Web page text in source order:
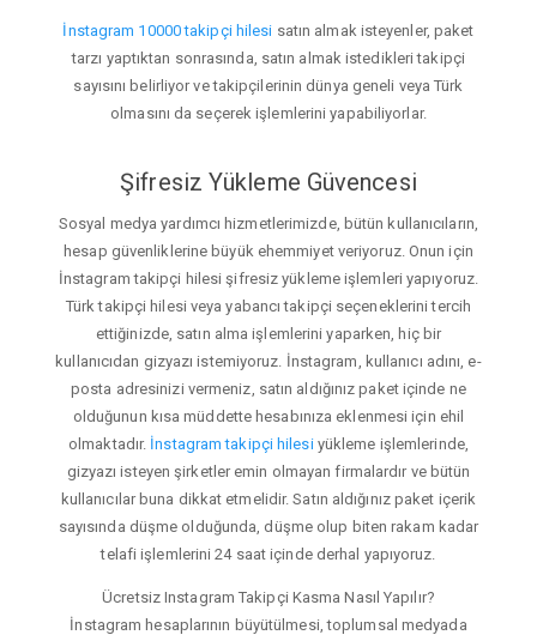
İnstagram 10000 takipçi hilesi satın almak isteyenler, paket
tarzı yaptıktan sonrasında, satın almak istedikleri takipçi
sayısını belirliyor ve takipçilerinin dünya geneli veya Türk
olmasını da seçerek işlemlerini yapabiliyorlar.
Şifresiz Yükleme Güvencesi
Sosyal medya yardımcı hizmetlerimizde, bütün kullanıcıların,
hesap güvenliklerine büyük ehemmiyet veriyoruz. Onun için
İnstagram takipçi hilesi şifresiz yükleme işlemleri yapıyoruz.
Türk takipçi hilesi veya yabancı takipçi seçeneklerini tercih
ettiğinizde, satın alma işlemlerini yaparken, hiç bir
kullanıcıdan gizyazı istemiyoruz. İnstagram, kullanıcı adını, e-
posta adresinizi vermeniz, satın aldığınız paket içinde ne
olduğunun kısa müddette hesabınıza eklenmesi için ehil
olmaktadır. İnstagram takipçi hilesiyükleme işlemlerinde,
gizyazı isteyen şirketler emin olmayan firmalardır ve bütün
kullanıcılar buna dikkat etmelidir. Satın aldığınız paket içerik
sayısında düşme olduğunda, düşme olup biten rakam kadar
telafi işlemlerini 24 saat içinde derhal yapıyoruz.
Ücretsiz Instagram Takipçi Kasma Nasıl Yapılır?
İnstagram hesaplarının büyütülmesi, toplumsal medyada